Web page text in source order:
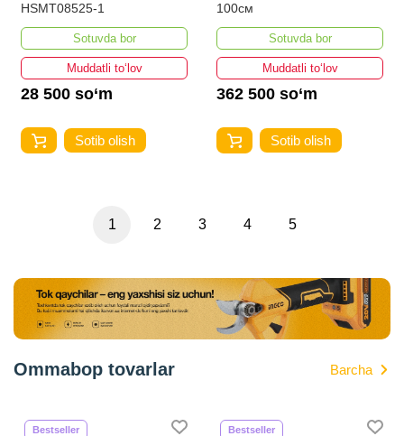
HSMT08525-1
Sotuvda bor
Muddatli to‘lov
28 500 so‘m
Sotib olish
100см
Sotuvda bor
Muddatli to‘lov
362 500 so‘m
Sotib olish
1 2 3 4 5
Ommabop tovarlar Barcha
Bestseller Bestseller